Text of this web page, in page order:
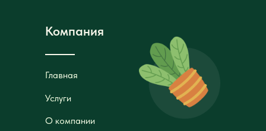
О компании
О компании
Услуги
Услуги
Главная
Главная
Компания